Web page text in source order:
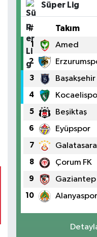
Süper Lig
# Takım
1 Amed
2
3 Başakşehir
4
5 Beşiktaş
6 Eyüpspor
7
8 Çorum FK
9 Gaziantep
10 Alanyaspor